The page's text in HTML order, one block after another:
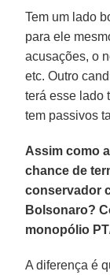
Tem um lado
para ele
acusações, o
etc. Outro
terá esse lado
tem passivos
Assim como
chance de
conservador
Bolsonaro?
monopólio
A diferença é